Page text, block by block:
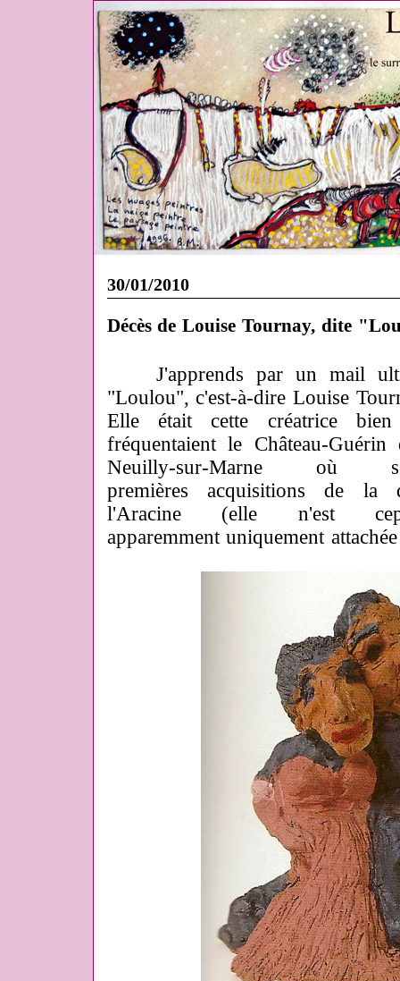
30/01/2010
Décès de Louise Tournay, dite
J'apprends par un mail
"Loulou", c'est-à-dire Louise
Elle était cette créatrice
fréquentaient le Château-
Neuilly-sur-Marne où
premières acquisitions de la
l'Aracine (elle n'est
apparemment uniquement